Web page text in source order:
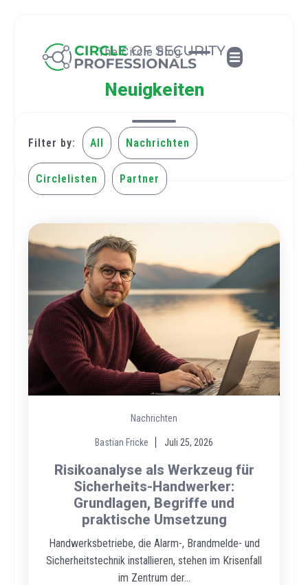
The Circle Blog
Neuigkeiten
Filter by: All Nachrichten
Circlelisten Partner
Nachrichten
Bastian Fricke Juli 25, 2026
Risikoanalyse als Werkzeug für
Sicherheits-Handwerker:
Grundlagen, Begriffe und
praktische Umsetzung
Handwerksbetriebe, die Alarm-, Brandmelde- und
Sicherheitstechnik installieren, stehen im Krisenfall
im Zentrum der...